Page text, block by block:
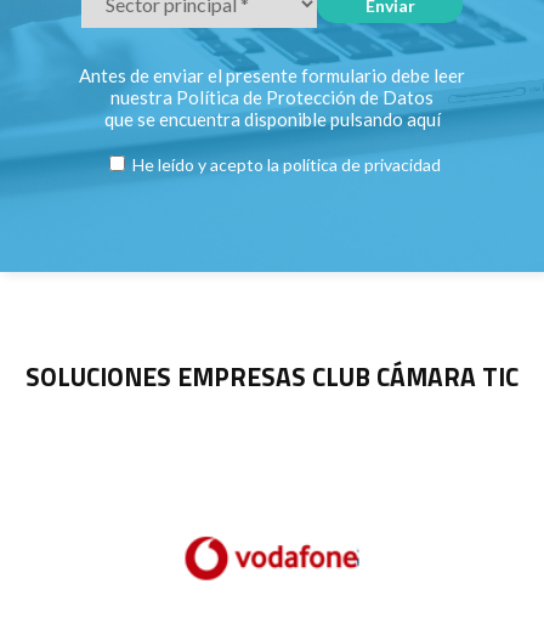
Antes de enviar el presente formulario debe leer
nuestra Política de Protección de Datos
que se encuentra disponible pulsandoaquí
He leído y acepto la política de privacidad
SOLUCIONES EMPRESAS CLUB CÁMARA TIC